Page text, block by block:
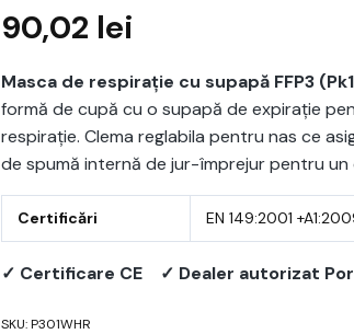
90,02 lei
Masca de respirație cu supapă FFP3
formă de cupă cu o supapă de expirație
respirație. Clema reglabila pentru nas ce
de spumă internă de jur-împrejur pentru un
Certificări EN 149:2001
✓ Certificare CE ✓ Dealer autorizat
SKU:P301WHR